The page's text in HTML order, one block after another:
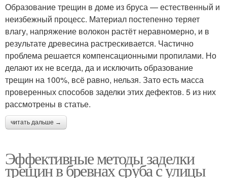
Образование трещин в доме из бруса — естественный и
неизбежный процесс. Материал постепенно теряет
влагу, напряжение волокон растёт неравномерно, и в
результате древесина растрескивается. Частично
проблема решается компенсационными пропилами. Но
делают их не всегда, да и исключить образование
трещин на 100%, всё равно, нельзя. Зато есть масса
проверенных способов заделки этих дефектов. 5 из них
рассмотрены в статье.
читать дальше →
Эффективные методы заделки
трещин в бревнах сруба с улицы